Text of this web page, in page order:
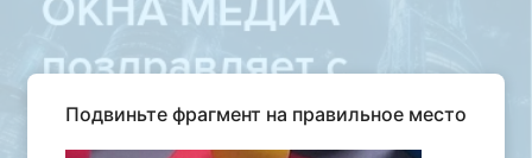
Подвиньте фрагмент на правильное место